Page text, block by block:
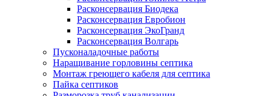
Расконсервация Биодека
Расконсервация Евробион
Расконсервация ЭкоГранд
Расконсервация Волгарь
Пусконаладочные работы
Наращивание горловины септика
Монтаж греющего кабеля для септика
Пайка септиков